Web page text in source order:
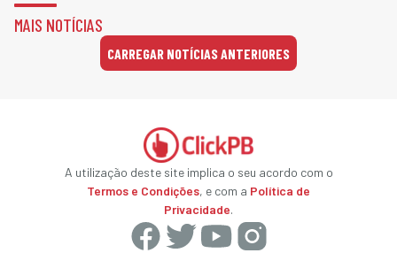
MAIS NOTÍCIAS
CARREGAR NOTÍCIAS ANTERIORES
A utilização deste site implica o seu acordo com o
Termos e Condições, e com a Política de
Privacidade.